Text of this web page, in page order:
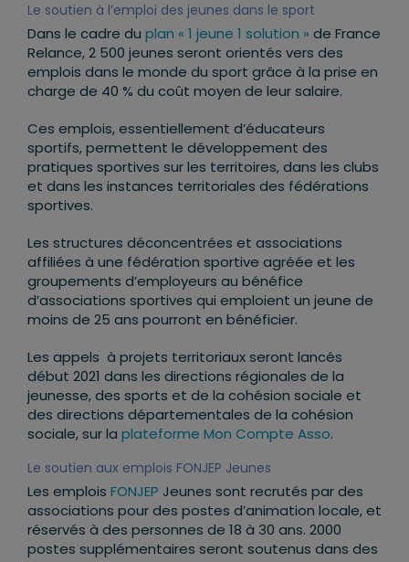
Le soutien à l’emploi des jeunes dans le sport
Dans le cadre du plan « 1 jeune 1 solution » de France
Relance, 2 500 jeunes seront orientés vers des
emplois dans le monde du sport grâce à la prise en
charge de 40 % du coût moyen de leur salaire.
Ces emplois, essentiellement d’éducateurs
sportifs, permettent le développement des
pratiques sportives sur les territoires, dans les clubs
et dans les instances territoriales des fédérations
sportives.
Les structures déconcentrées et associations
affiliées à une fédération sportive agréée et les
groupements d’employeurs au bénéfice
d’associations sportives qui emploient un jeune de
moins de 25 ans pourront en bénéficier.
Les appels à projets territoriaux seront lancés
début 2021 dans les directions régionales de la
jeunesse, des sports et de la cohésion sociale et
des directions départementales de la cohésion
sociale, sur la plateforme Mon Compte Asso.
Le soutien aux emplois FONJEP Jeunes
Les emplois FONJEP Jeunes sont recrutés par des
associations pour des postes d’animation locale, et
réservés à des personnes de 18 à 30 ans. 2000
postes supplémentaires seront soutenus dans des